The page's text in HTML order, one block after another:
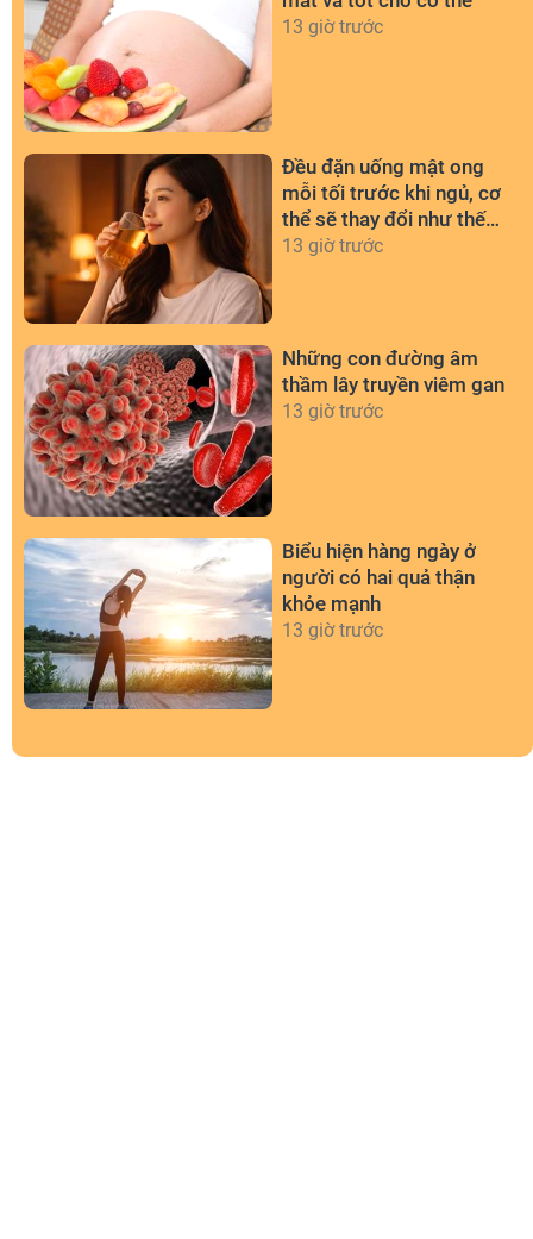
13 giờ trước
Đều đặn uống mật ong
mỗi tối trước khi ngủ, cơ
thể sẽ thay đổi như thế
nào?
13 giờ trước
Những con đường âm
thầm lây truyền viêm gan
13 giờ trước
Biểu hiện hàng ngày ở
người có hai quả thận
khỏe mạnh
13 giờ trước